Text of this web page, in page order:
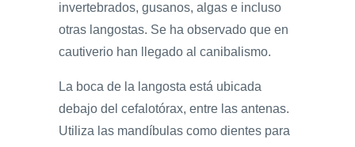
invertebrados, gusanos, algas e incluso
otras langostas. Se ha observado que en
cautiverio han llegado al canibalismo.
La boca de la langosta está ubicada
debajo del cefalotórax, entre las antenas.
Utiliza las mandíbulas como dientes para